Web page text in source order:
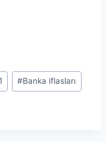
#Banka iflasları